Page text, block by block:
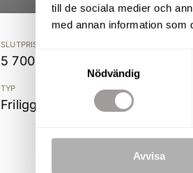
till de sociala medier och
med annan information som
Nödvändig
Avvisa
SLUTPRIS
5 700 000 kr
TYP
Friliggande villa